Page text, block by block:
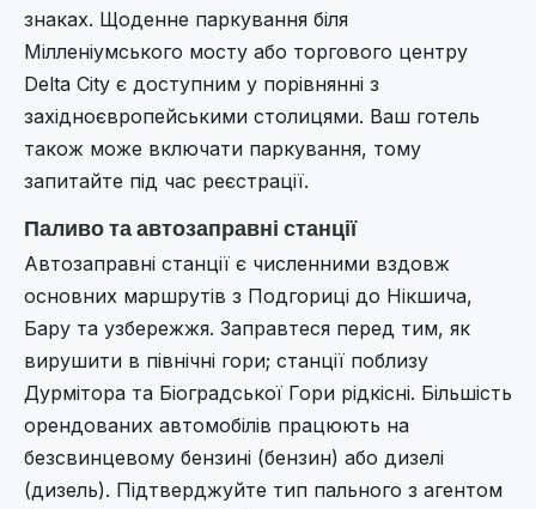
знаках. Щоденне паркування біля
Мілленіумського мосту або торгового центру
Delta City є доступним у порівнянні з
західноєвропейськими столицями. Ваш готель
також може включати паркування, тому
запитайте під час реєстрації.
Паливо та автозаправні станції
Автозаправні станції є численними вздовж
основних маршрутів з Подгориці до Нікшича,
Бару та узбережжя. Заправтеся перед тим, як
вирушити в північні гори; станції поблизу
Дурмітора та Біоградської Гори рідкісні. Більшість
орендованих автомобілів працюють на
безсвинцевому бензині (бензин) або дизелі
(дизель). Підтверджуйте тип пального з агентом